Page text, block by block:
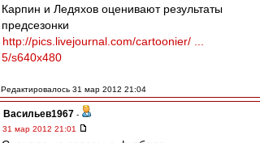
Карпин и Ледяхов оценивают результаты
предсезонки
http://pics.livejournal.com/cartoonier/ ...
5/s640x480
Редактировалось 31 мар 2012 21:04
Васильев1967 -
31 мар 2012 21:01